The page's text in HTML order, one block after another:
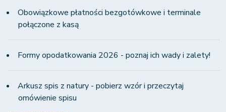
Obowiązkowe płatności bezgotówkowe i terminale
połączone z kasą
Formy opodatkowania 2026 - poznaj ich wady i zalety!
Arkusz spis z natury - pobierz wzór i przeczytaj
omówienie spisu